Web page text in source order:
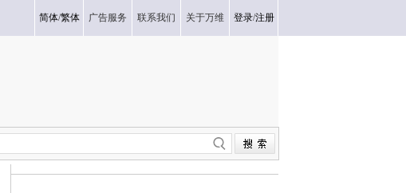
简体/繁体 广告服务 联系我们 关于万维 登录/注册